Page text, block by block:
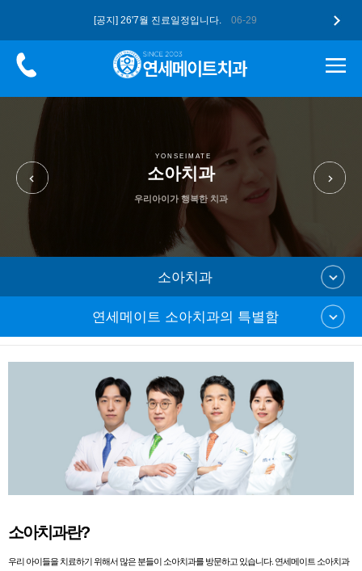
[공지] 26'7월 진료일정입니다. 06-29
[공지] 고유가 피해지원금, 연세메이… 05-12
01-07
YONSEIMATE
소아치과
우리아이가 행복한 치과
소아치과
연세메이트 소아치과의 특별함
소아치과란?
우리 아이들을 치료하기 위해서 많은 분들이 소아치과를 방문하고 있습니다. 연세메이트 소아치과